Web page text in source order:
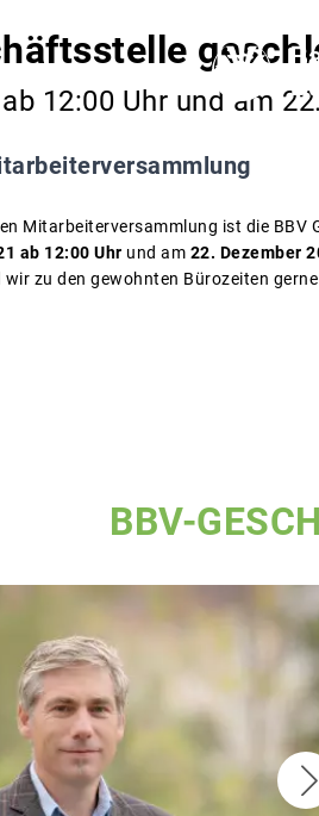
12:00 Uhr und am
Mitarbeiterversammlung ist die BBV
ab 12:00 Uhr und am 22. Dezember
wir zu den gewohnten Bürozeiten
BBV-